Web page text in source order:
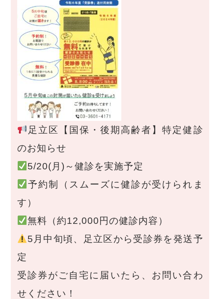
足立区【国保・後期高齢者】特定健診
のお知らせ
5/20(月)～健診を実施予定
予約制（スムーズに健診が受けられま
す）
無料（約12,000円の健診内容）
5月中旬頃、足立区から受診券を発送予
定
受診券がご自宅に届いたら、お問い合わ
せください！